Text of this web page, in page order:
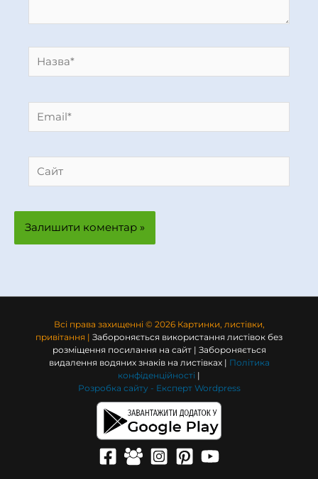
Всі права захищенні © 2026 Картинки, листівки,
привітання | Забороняється використання листівок без
розміщення посилання на сайт | Забороняється
видалення водяних знаків на листівках | Політика
конфіденційності |
Розробка сайту - Експерт Wordpress